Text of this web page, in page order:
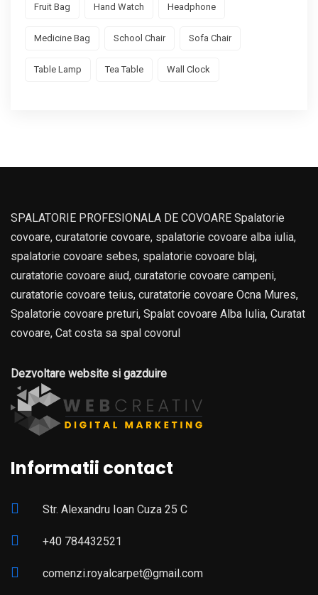
Fruit Bag Hand Watch Headphone
Medicine Bag School Chair Sofa Chair
Table Lamp Tea Table Wall Clock
SPALATORIE PROFESIONALA DE COVOARE Spalatorie
covoare, curatatorie covoare, spalatorie covoare alba iulia,
spalatorie covoare sebes, spalatorie covoare blaj,
curatatorie covoare aiud, curatatorie covoare campeni,
curatatorie covoare teius, curatatorie covoare Ocna Mures,
Spalatorie covoare preturi, Spalat covoare Alba Iulia, Curatat
covoare, Cat costa sa spal covorul
Dezvoltare website si gazduire
Informatii contact
Str. Alexandru Ioan Cuza 25 C
+40 784432521
comenzi.royalcarpet@gmail.com